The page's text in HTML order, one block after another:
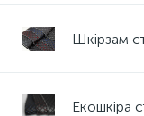
Шкірзам
Екошкіра